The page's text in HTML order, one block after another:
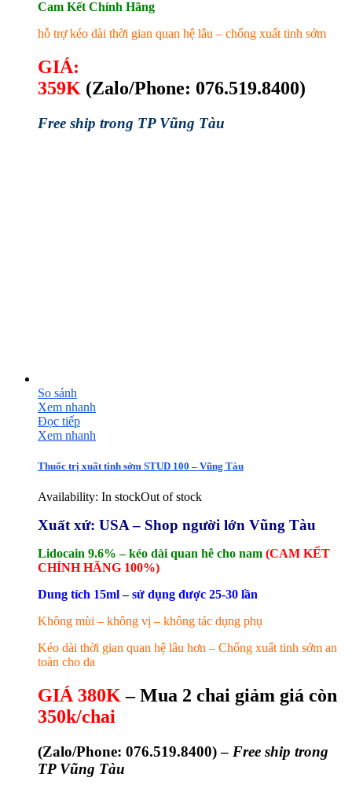
Cam Kết Chính Hãng
hỗ trợ kéo dài thời gian quan hệ lâu – chống xuất tinh sớm
GIÁ:
359K (Zalo/Phone: 076.519.8400)
Free ship trong TP Vũng Tàu
So sánh
Xem nhanh
Đọc tiếp
Xem nhanh
Thuốc trị xuất tinh sớm STUD 100 – Vũng Tàu
Availability: In stockOut of stock
Xuất xứ: USA – Shop người lớn Vũng Tàu
Lidocain 9.6% – kéo dài quan hê cho nam (CAM KẾT
CHÍNH HÃNG 100%)
Dung tích 15ml – sử dụng được 25-30 lần
Không mùi – không vị – không tác dụng phụ
Kéo dài thời gian quan hệ lâu hơn – Chống xuất tinh sớm an
toàn cho da
GIÁ 380K – Mua 2 chai giảm giá còn
350k/chai
(Zalo/Phone: 076.519.8400) – Free ship trong
TP Vũng Tàu